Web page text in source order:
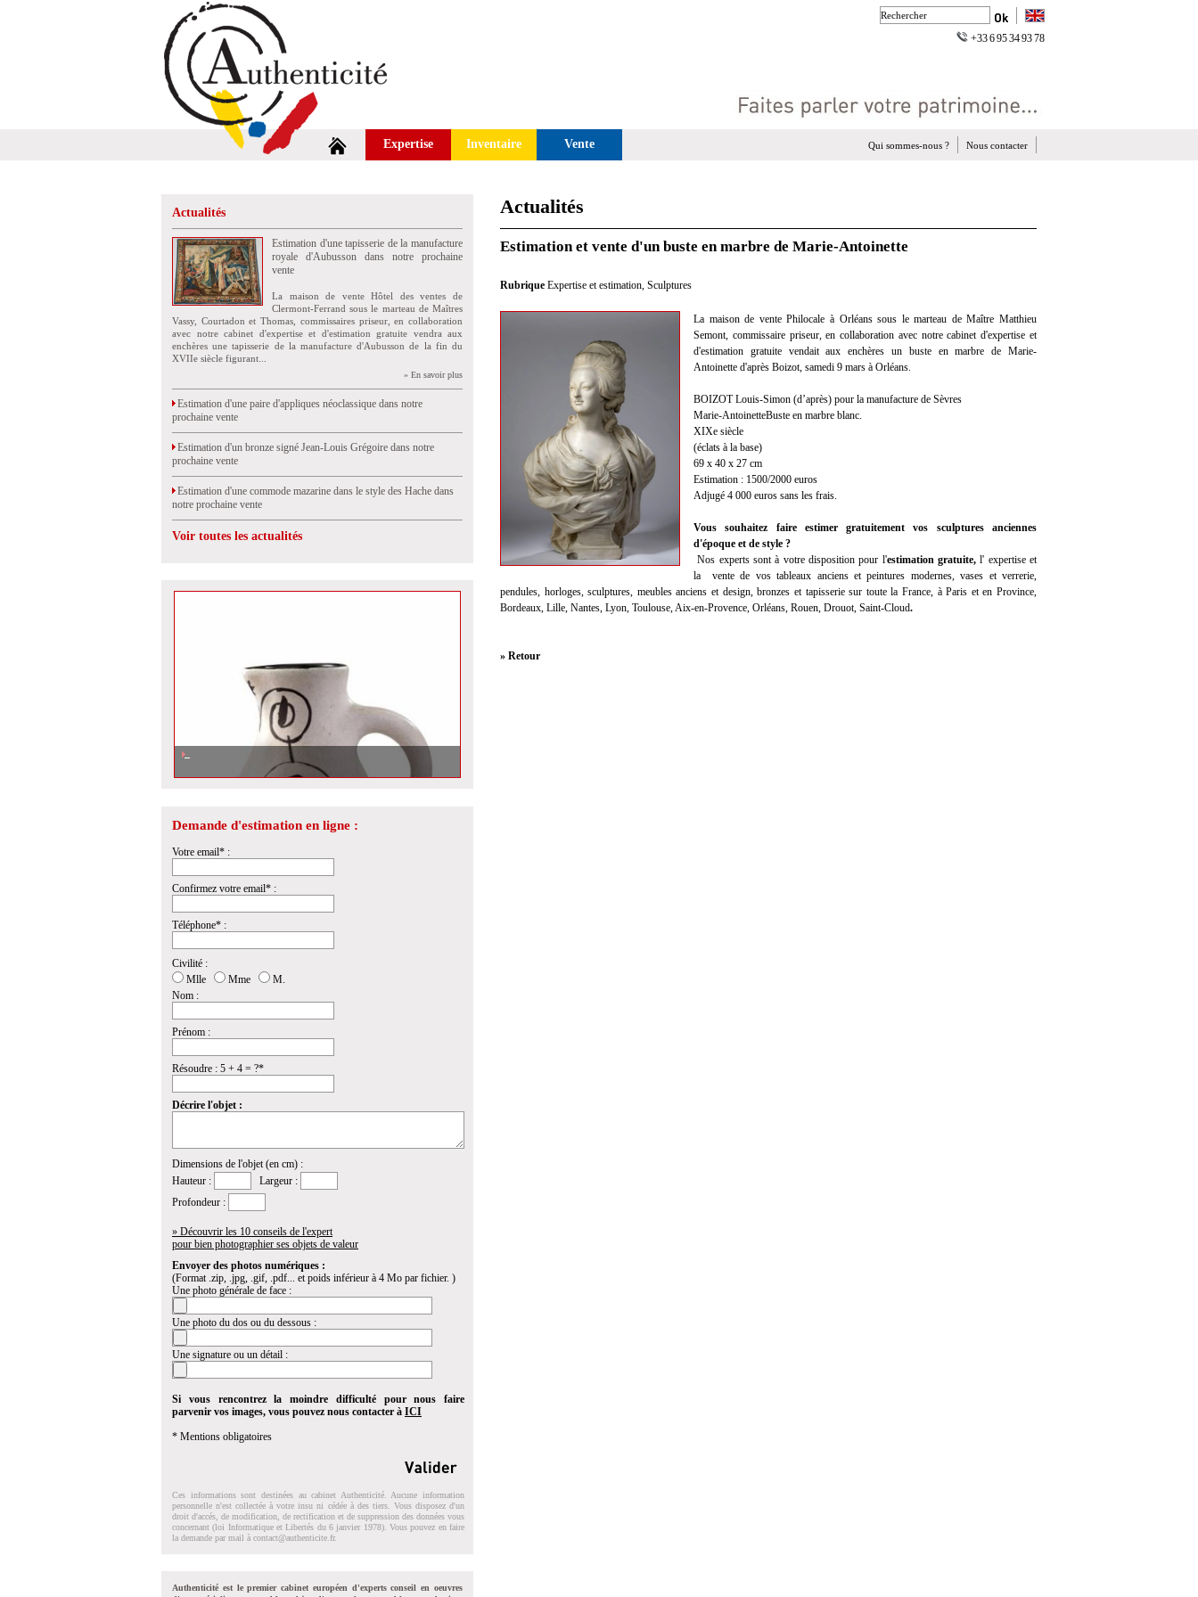
+33 6 95 34 93 78
Expertise Inventaire Vente Nous contacter
Qui sommes-nous ?
Actualités
Estimation d'une tapisserie de la manufacture
royale d'Aubusson dans notre prochaine
vente
La maison de vente Hôtel des ventes de
Clermont-Ferrand sous le marteau de Maîtres
Vassy, Courtadon et Thomas, commissaires priseur, en collaboration
avec notre cabinet d'expertise et d'estimation gratuite vendra aux
enchères une tapisserie de la manufacture d'Aubusson de la fin du
XVIIe siècle figurant...
» En savoir plus
Estimation d'une paire d'appliques néoclassique dans notre
prochaine vente
Estimation d'un bronze signé Jean-Louis Grégoire dans notre
prochaine vente
Estimation d'une commode mazarine dans le style des Hache dans
notre prochaine vente
Voir toutes les actualités
Demande d'estimation en ligne :
Votre email* :
Confirmez votre email* :
Téléphone* :
Civilité :
Mlle
Mme
M.
Nom :
Prénom :
Résoudre : 5 + 4 = ?*
Décrire l'objet :
Dimensions de l'objet (en cm) :
Hauteur :
Largeur :
Profondeur :
» Découvrir les 10 conseils de l'expert
pour bien photographier ses objets de valeur
Envoyer des photos numériques :
(Format .zip, .jpg, .gif, .pdf... et poids inférieur à 4 Mo par fichier. )
Une photo générale de face :
Une photo du dos ou du dessous :
Une signature ou un détail :
Si vous rencontrez la moindre difficulté pour nous faire
parvenir vos images, vous pouvez nous contacter à ICI
* Mentions obligatoires
Ces informations sont destinées au cabinet Authenticité. Aucune information
personnelle n'est collectée à votre insu ni cédée à des tiers. Vous disposez d'un
droit d'accés, de modification, de rectification et de suppression des données vous
concernant (loi Informatique et Libertés du 6 janvier 1978). Vous pouvez en faire
la demande par mail à contact@authenticite.fr.
Authenticité est le premier cabinet européen d'experts conseil en oeuvres
Actualités
Estimation et vente d'un buste en marbre de Marie-Antoinette
Rubrique Expertise et estimation, Sculptures
La maison de vente Philocale à Orléans sous le marteau de Maître Matthieu
Semont, commissaire priseur, en collaboration avec notre cabinet d'expertise et
d'estimation gratuite vendait aux enchères un buste en marbre de Marie-
Antoinette d'après Boizot, samedi 9 mars à Orléans.
BOIZOT Louis-Simon (d’après) pour la manufacture de Sèvres
Marie-AntoinetteBuste en marbre blanc.
XIXe siècle
(éclats à la base)
69 x 40 x 27 cm
Estimation : 1500/2000 euros
Adjugé 4 000 euros sans les frais.
Vous souhaitez faire estimer gratuitement vos sculptures anciennes
d'époque et de style ?
Nos experts sont à votre disposition pour l'estimation gratuite,l' expertiseet
la ventede vos tableaux anciens et peintures modernes, vases et verrerie,
pendules, horloges, sculptures, meubles anciens et design, bronzes et tapisserie sur toute la France, à Paris et en Province,
Bordeaux, Lille, Nantes, Lyon, Toulouse, Aix-en-Provence, Orléans, Rouen, Drouot, Saint-Cloud.
» Retour